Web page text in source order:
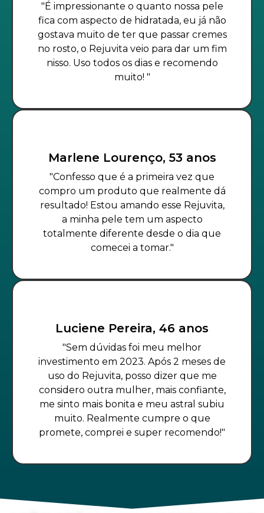
"É impressionante o quanto nossa pele
fica com aspecto de hidratada, eu já não
gostava muito de ter que passar cremes
no rosto, o Rejuvita veio para dar um fim
nisso. Uso todos os dias e recomendo
muito! "
Marlene Lourenço, 53 anos
"Confesso que é a primeira vez que
compro um produto que realmente dá
resultado! Estou amando esse Rejuvita,
a minha pele tem um aspecto
totalmente diferente desde o dia que
comecei a tomar."
Luciene Pereira, 46 anos
"Sem dúvidas foi meu melhor
investimento em 2023. Após 2 meses de
uso do Rejuvita, posso dizer que me
considero outra mulher, mais confiante,
me sinto mais bonita e meu astral subiu
muito. Realmente cumpre o que
promete, comprei e super recomendo!"